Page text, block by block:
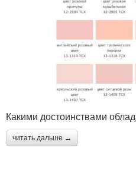
Какими достоинствами
читать дальше →